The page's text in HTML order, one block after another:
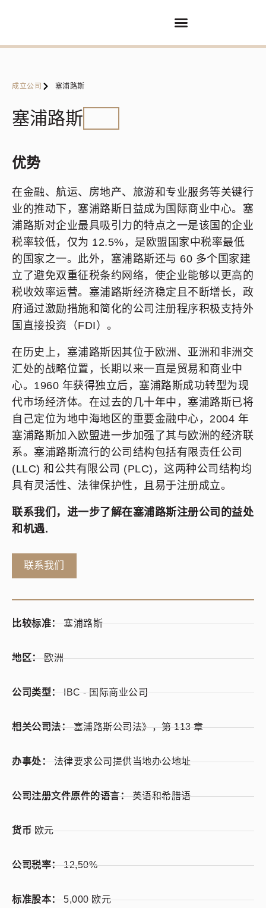
成立公司 塞浦路斯
塞浦路斯
优势
在金融、航运、房地产、旅游和专业服务等关键行
业的推动下，塞浦路斯日益成为国际商业中心。塞
浦路斯对企业最具吸引力的特点之一是该国的企业
税率较低，仅为 12.5%，是欧盟国家中税率最低
的国家之一。此外，塞浦路斯还与 60 多个国家建
立了避免双重征税条约网络，使企业能够以更高的
税收效率运营。塞浦路斯经济稳定且不断增长，政
府通过激励措施和简化的公司注册程序积极支持外
国直接投资（FDI）。
在历史上，塞浦路斯因其位于欧洲、亚洲和非洲交
汇处的战略位置，长期以来一直是贸易和商业中
心。1960 年获得独立后，塞浦路斯成功转型为现
代市场经济体。在过去的几十年中，塞浦路斯已将
自己定位为地中海地区的重要金融中心，2004 年
塞浦路斯加入欧盟进一步加强了其与欧洲的经济联
系。塞浦路斯流行的公司结构包括有限责任公司
(LLC) 和公共有限公司 (PLC)，这两种公司结构均
具有灵活性、法律保护性，且易于注册成立。
联系我们，进一步了解在塞浦路斯注册公司的益处
和机遇.
联系我们
比较标准：塞浦路斯
地区：欧洲
公司类型：IBC - 国际商业公司
相关公司法：塞浦路斯公司法》，第 113 章
办事处：法律要求公司提供当地办公地址
公司注册文件原件的语言：英语和希腊语
货币欧元
公司税率：12,50%
标准股本：5,000 欧元